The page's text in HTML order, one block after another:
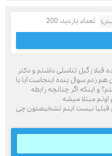
تعداد بازدید: 200
زگیل تناسلی داشتم و دکتر
زدم سوال بنده اینجاست آیا با
و اینکه اگر چنانچه رابطه
مبتلا میشه
قبلیا نیست اینم تشخیصتون چی